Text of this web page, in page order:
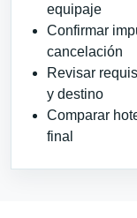
equipaje
Confirmar
cancelación
Revisar
y destino
Comparar
final